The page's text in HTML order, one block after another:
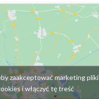
zaakceptować marketing pliki
i włączyć tę treść